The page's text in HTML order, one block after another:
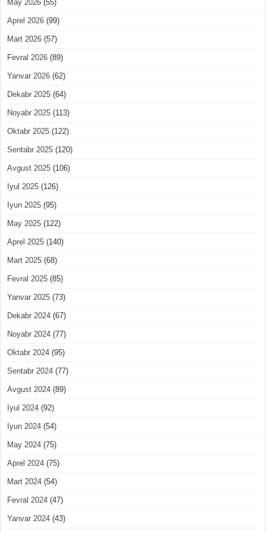
May 2026 (55)
Aprel 2026 (99)
Mart 2026 (57)
Fevral 2026 (89)
Yanvar 2026 (62)
Dekabr 2025 (64)
Noyabr 2025 (113)
Oktabr 2025 (122)
Sentabr 2025 (120)
Avgust 2025 (106)
Iyul 2025 (126)
Iyun 2025 (95)
May 2025 (122)
Aprel 2025 (140)
Mart 2025 (68)
Fevral 2025 (85)
Yanvar 2025 (73)
Dekabr 2024 (67)
Noyabr 2024 (77)
Oktabr 2024 (95)
Sentabr 2024 (77)
Avgust 2024 (89)
Iyul 2024 (92)
Iyun 2024 (54)
May 2024 (75)
Aprel 2024 (75)
Mart 2024 (54)
Fevral 2024 (47)
Yanvar 2024 (43)